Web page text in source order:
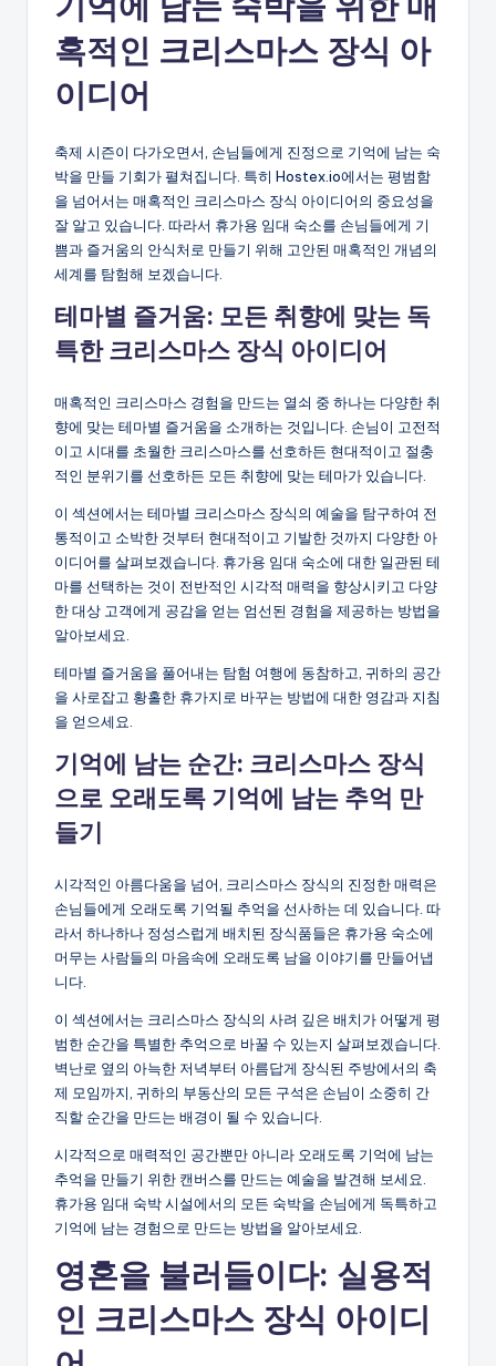
혹적인 크리스마스 장식 아
이디어
축제 시즌이 다가오면서, 손님들에게 진정으로 기억에 남는 숙
박을 만들 기회가 펼쳐집니다. 특히 Hostex.io에서는 평범함
을 넘어서는 매혹적인 크리스마스 장식 아이디어의 중요성을
잘 알고 있습니다. 따라서 휴가용 임대 숙소를 손님들에게 기
쁨과 즐거움의 안식처로 만들기 위해 고안된 매혹적인 개념의
세계를 탐험해 보겠습니다.
테마별 즐거움: 모든 취향에 맞는 독
특한 크리스마스 장식 아이디어
매혹적인 크리스마스 경험을 만드는 열쇠 중 하나는 다양한 취
향에 맞는 테마별 즐거움을 소개하는 것입니다. 손님이 고전적
이고 시대를 초월한 크리스마스를 선호하든 현대적이고 절충
적인 분위기를 선호하든 모든 취향에 맞는 테마가 있습니다.
이 섹션에서는 테마별 크리스마스 장식의 예술을 탐구하여 전
통적이고 소박한 것부터 현대적이고 기발한 것까지 다양한 아
이디어를 살펴보겠습니다. 휴가용 임대 숙소에 대한 일관된 테
마를 선택하는 것이 전반적인 시각적 매력을 향상시키고 다양
한 대상 고객에게 공감을 얻는 엄선된 경험을 제공하는 방법을
알아보세요.
테마별 즐거움을 풀어내는 탐험 여행에 동참하고, 귀하의 공간
을 사로잡고 황홀한 휴가지로 바꾸는 방법에 대한 영감과 지침
을 얻으세요.
기억에 남는 순간: 크리스마스 장식
으로 오래도록 기억에 남는 추억 만
들기
시각적인 아름다움을 넘어, 크리스마스 장식의 진정한 매력은
손님들에게 오래도록 기억될 추억을 선사하는 데 있습니다. 따
라서 하나하나 정성스럽게 배치된 장식품들은 휴가용 숙소에
머무는 사람들의 마음속에 오래도록 남을 이야기를 만들어냅
니다.
이 섹션에서는 크리스마스 장식의 사려 깊은 배치가 어떻게 평
범한 순간을 특별한 추억으로 바꿀 수 있는지 살펴보겠습니다.
벽난로 옆의 아늑한 저녁부터 아름답게 장식된 주방에서의 축
제 모임까지, 귀하의 부동산의 모든 구석은 손님이 소중히 간
직할 순간을 만드는 배경이 될 수 있습니다.
시각적으로 매력적인 공간뿐만 아니라 오래도록 기억에 남는
추억을 만들기 위한 캔버스를 만드는 예술을 발견해 보세요.
휴가용 임대 숙박 시설에서의 모든 숙박을 손님에게 독특하고
기억에 남는 경험으로 만드는 방법을 알아보세요.
영혼을 불러들이다: 실용적
인 크리스마스 장식 아이디